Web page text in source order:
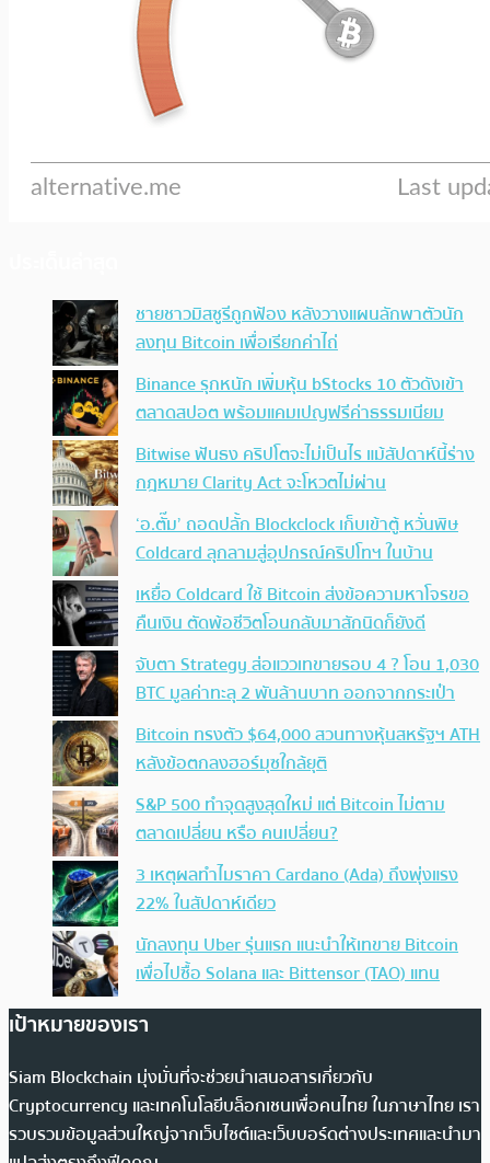
ชายชาวมิสซูรีถูกฟ้อง หลังวางแผนลักพาตัวนัก
ลงทุน Bitcoin เพื่อเรียกค่าไถ่
Binance รุกหนัก เพิ่มหุ้น bStocks 10 ตัวดังเข้า
ตลาดสปอต พร้อมแคมเปญฟรีค่าธรรมเนียม
Bitwise ฟันธง คริปโตจะไม่เป็นไร แม้สัปดาห์นี้ร่าง
กฎหมาย Clarity Act จะโหวตไม่ผ่าน
‘อ.ตั๊ม’ ถอดปลั้ก Blockclock เก็บเข้าตู้ หวั่นพิษ
Coldcard ลุกลามสู่อุปกรณ์คริปโทฯ ในบ้าน
เหยื่อ Coldcard ใช้ Bitcoin ส่งข้อความหาโจรขอ
คืนเงิน ตัดพ้อชีวิตโอนกลับมาสักนิดก็ยังดี
จับตา Strategy ส่อแววเทขายรอบ 4 ? โอน 1,030
BTC มูลค่าทะลุ 2 พันล้านบาท ออกจากกระเป๋า
Bitcoin ทรงตัว $64,000 สวนทางหุ้นสหรัฐฯ ATH
หลังข้อตกลงฮอร์มุซใกล้ยุติ
S&P 500 ทำจุดสูงสุดใหม่ แต่ Bitcoin ไม่ตาม
ตลาดเปลี่ยน หรือ คนเปลี่ยน?
3 เหตุผลทำไมราคา Cardano (Ada) ถึงพุ่งแรง
22% ในสัปดาห์เดียว
นักลงทุน Uber รุ่นแรก แนะนำให้เทขาย Bitcoin
เพื่อไปซื้อ Solana และ Bittensor (TAO) แทน
เป้าหมายของเรา
Siam Blockchain มุ่งมั่นที่จะช่วยนำเสนอสารเกี่ยวกับ
Cryptocurrency และเทคโนโลยีบล็อกเชนเพื่อคนไทย ในภาษาไทย เรา
รวบรวมข้อมูลส่วนใหญ่จากเว็บไซต์และเว็บบอร์ดต่างประเทศและนำมา